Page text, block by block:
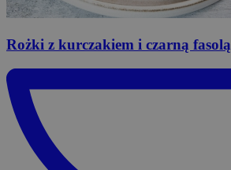
Rożki z kurczakiem i czarną fasolą